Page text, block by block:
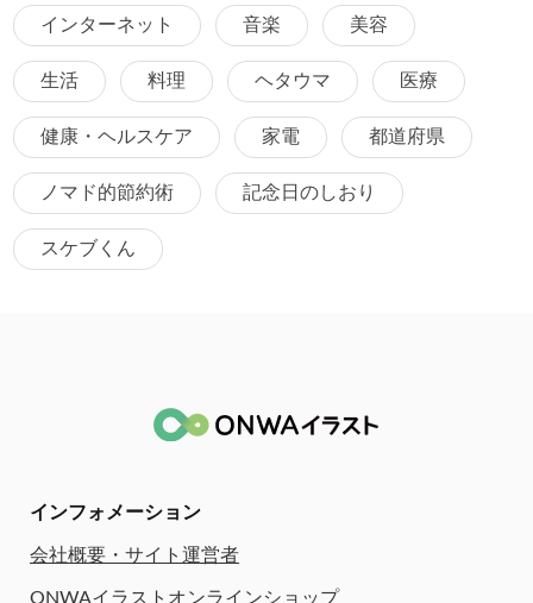
インターネット 音楽 美容
生活 料理 ヘタウマ 医療
健康・ヘルスケア 家電 都道府県
ノマド的節約術 記念日のしおり
スケブくん
インフォメーション
会社概要・サイト運営者
ONWAイラストオンラインショップ